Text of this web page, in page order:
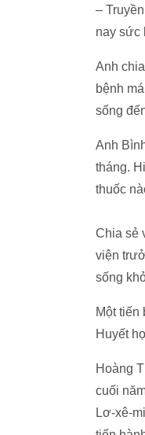
–
nay sức
Anh
bệnh
sống
Anh
tháng.
thuốc
Chia sẻ
viện
sống
Một tiến
Huyết
Hoàng
cuối
Lơ-xê-